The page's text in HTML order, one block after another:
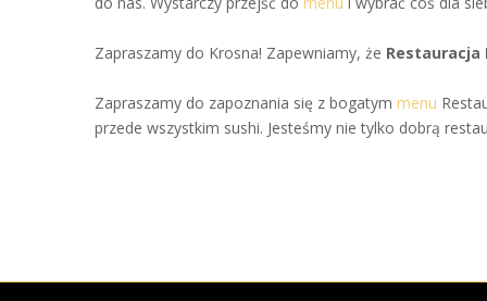
Zapraszamy do Krosna! Zapewniamy, że Restauracja
Zapraszamy do zapoznania się z bogatym menu
przede wszystkim sushi. Jesteśmy nie tylko dobrą